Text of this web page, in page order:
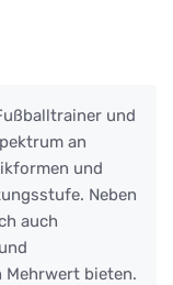
und
an
und
Neben
auch
bieten.